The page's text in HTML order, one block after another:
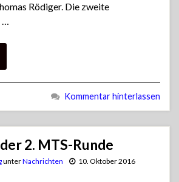
Rödiger. Die zweite
…
Kommentar hinterlassen
2. MTS-Runde
unterNachrichten 10. Oktober 2016